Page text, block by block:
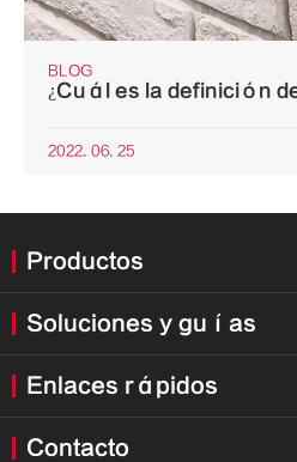
BLOG
¿Cuál es la definición
2022. 06. 25
Productos
Soluciones y guías
Enlaces rápidos
Contacto